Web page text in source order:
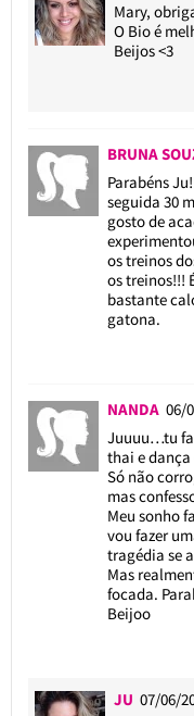
Mary,
O Bio é
Beijos <3
BRUNA
Parabéns
seguida 30
gosto de
os treinos
os treinos!!!
bastante
gatona.
NANDA 06/
Juuuu…tu
thai e
Só não
mas
Meu sonho
vou fazer
tragédia se
Mas
focada.
Beijoo
JU 07/06/